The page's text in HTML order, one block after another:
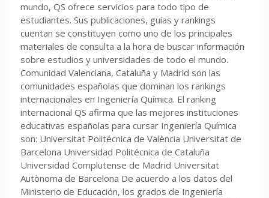
mundo, QS ofrece servicios para todo tipo de
estudiantes. Sus publicaciones, guías y rankings
cuentan se constituyen como uno de los principales
materiales de consulta a la hora de buscar información
sobre estudios y universidades de todo el mundo.
Comunidad Valenciana, Cataluña y Madrid son las
comunidades españolas que dominan los rankings
internacionales en Ingeniería Química. El ranking
internacional QS afirma que las mejores instituciones
educativas españolas para cursar Ingeniería Química
son: Universitat Politécnica de València Universitat de
Barcelona Universidad Politécnica de Cataluña
Universidad Complutense de Madrid Universitat
Autònoma de Barcelona De acuerdo a los datos del
Ministerio de Educación, los grados de Ingeniería